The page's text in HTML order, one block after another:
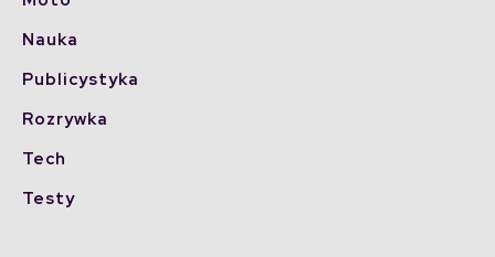
Nauka
Publicystyka
Rozrywka
Tech
Testy